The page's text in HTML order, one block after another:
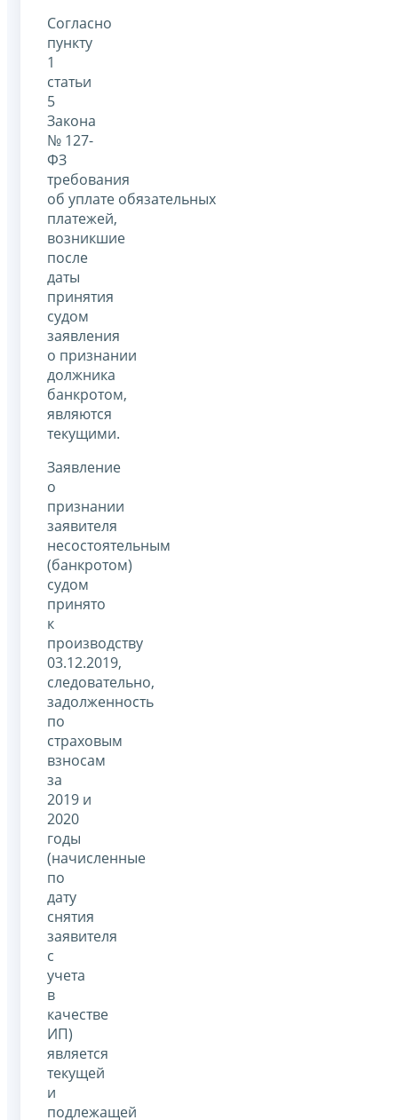
Согласно
пункту
1
статьи
5
Закона
№ 127-
ФЗ
требования
об уплате обязательных
платежей,
возникшие
после
даты
принятия
судом
заявления
о признании
должника
банкротом,
являются
текущими.
Заявление
о
признании
заявителя
несостоятельным
(банкротом)
судом
принято
к
производству
03.12.2019,
следовательно,
задолженность
по
страховым
взносам
за
2019 и
2020
годы
(начисленные
по
дату
снятия
заявителя
с
учета
в
качестве
ИП)
является
текущей
и
подлежащей